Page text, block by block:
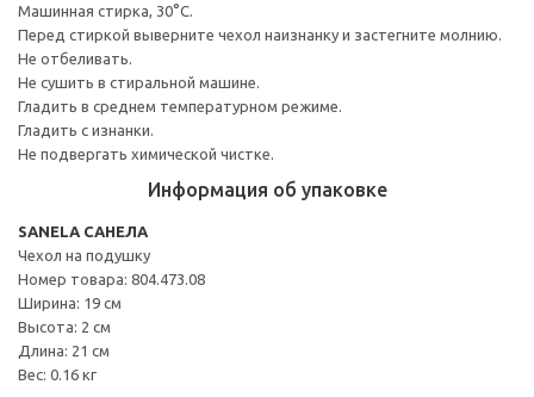
Машинная стирка, 30°С.
Перед стиркой выверните чехол наизнанку и застегните молнию.
Не отбеливать.
Не сушить в стиральной машине.
Гладить в среднем температурном режиме.
Гладить с изнанки.
Не подвергать химической чистке.
Информация об упаковке
SANELA САНЕЛА
Чехол на подушку
Номер товара: 804.473.08
Ширина: 19 см
Высота: 2 см
Длина: 21 см
Вес: 0.16 кг